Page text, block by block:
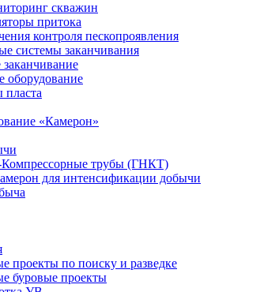
скважин
притока
контроля пескопроявления
системы заканчивания
оборудование
«Камерон»
Компрессорные трубы (ГНКТ)
для интенсификации добычи
проекты по поиску и разведке
буровые проекты